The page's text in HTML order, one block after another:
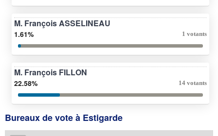
M. François ASSELINEAU
1.61% 1 votants
M. François FILLON
22.58% 14 votants
Bureaux de vote à Estigarde